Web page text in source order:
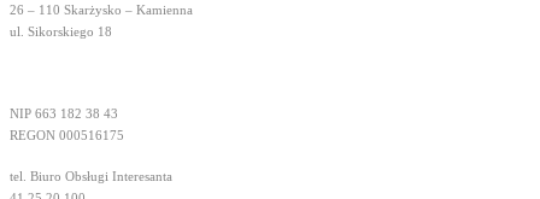
26 – 110 Skarżysko – Kamienna
ul. Sikorskiego 18
NIP 663 182 38 43
REGON 000516175
tel. Biuro Obsługi Interesanta